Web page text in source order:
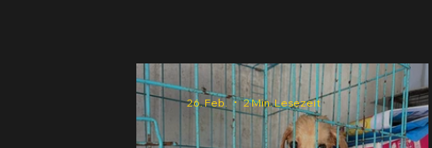
26. Feb. 2 Min. Lesezeit